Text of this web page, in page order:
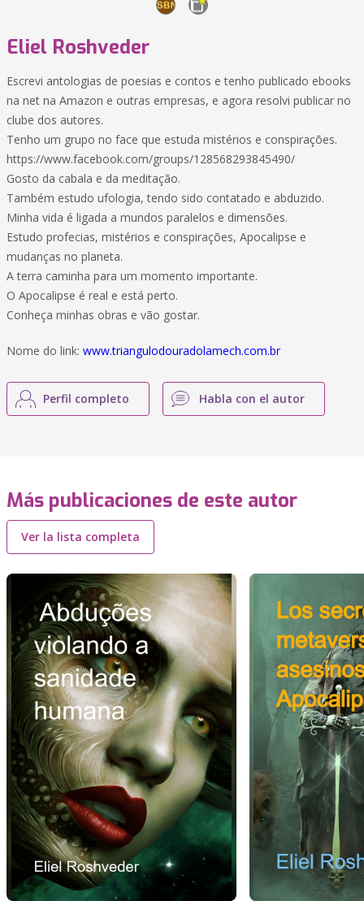
Eliel Roshveder
Escrevi antologias de poesias e contos e tenho publicado ebooks
na net na Amazon e outras empresas, e agora resolvi publicar no
clube dos autores.
Tenho um grupo no face que estuda mistérios e conspirações.
https://www.facebook.com/groups/128568293845490/
Gosto da cabala e da meditação.
Também estudo ufologia, tendo sido contatado e abduzido.
Minha vida é ligada a mundos paralelos e dimensões.
Estudo profecias, mistérios e conspirações, Apocalipse e
mudanças no planeta.
A terra caminha para um momento importante.
O Apocalipse é real e está perto.
Conheça minhas obras e vão gostar.
Nome do link: www.triangulodouradolamech.com.br
Perfil completo Habla con el autor
Más publicaciones de este autor
Ver la lista completa